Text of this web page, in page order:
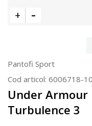
Pantofi Sport
Cod articol: 6006718-
Under Armour
Turbulence 3